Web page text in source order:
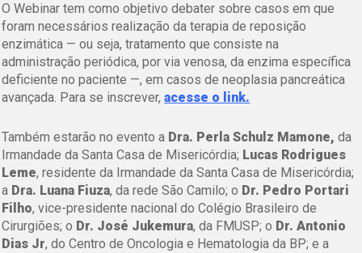
O Webinar tem como objetivo debater sobre casos em que
foram necessários realização da terapia de reposição
enzimática — ou seja, tratamento que consiste na
administração periódica, por via venosa, da enzima específica
deficiente no paciente —, em casos de neoplasia pancreática
avançada. Para se inscrever,acesse o link.
Também estarão no evento a Dra. Perla Schulz Mamone, da
Irmandade da Santa Casa de Misericórdia; Lucas Rodrigues
Leme, residente da Irmandade da Santa Casa de Misericórdia;
a Dra. Luana Fiuza, da rede São Camilo; o Dr. Pedro Portari
Filho, vice-presidente nacional do Colégio Brasileiro de
Cirurgiões; o Dr. José Jukemura, da FMUSP; o Dr. Antonio
Dias Jr, do Centro de Oncologia e Hematologia da BP; e a